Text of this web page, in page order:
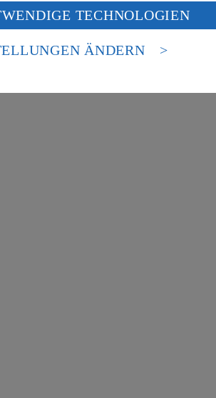
einem Streitbeilegungsverfahren vor einer
du im Sinne des Art. 49 Abs. 1 Satz 1 lit.
werden. Der EuGH sieht die USA als
nicht angemessenen Datenschutzniveau an. Es
Behörden.
TECHNOLOGIEN
ÄNDERN